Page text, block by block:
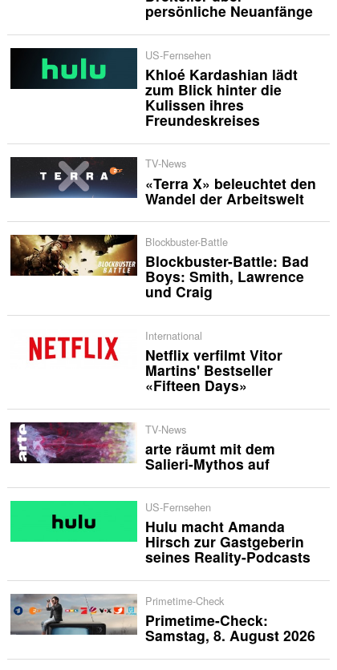
persönliche Neuanfänge
US-Fernsehen
Khloé Kardashian lädt
zum Blick hinter die
Kulissen ihres
Freundeskreises
TV-News
«Terra X» beleuchtet den
Wandel der Arbeitswelt
Blockbuster-Battle
Blockbuster-Battle: Bad
Boys: Smith, Lawrence
und Craig
International
Netflix verfilmt Vitor
Martins' Bestseller
«Fifteen Days»
TV-News
arte räumt mit dem
Salieri-Mythos auf
US-Fernsehen
Hulu macht Amanda
Hirsch zur Gastgeberin
seines Reality-Podcasts
Primetime-Check
Primetime-Check:
Samstag, 8. August 2026